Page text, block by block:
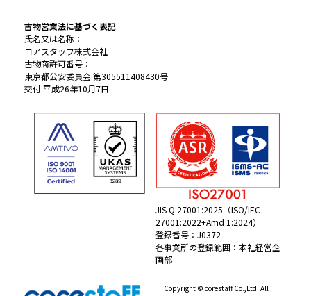
古物営業法に基づく表記
氏名又は名称：
コアスタッフ株式会社
古物商許可番号：
東京都公安委員会 第305511408430号
交付 平成26年10月7日
JIS Q 27001:2025（ISO/IEC
27001:2022+Amd 1:2024）
登録番号：J0372
各事業所の登録範囲：本社経営企
画部
Copyright © corestaff Co.,Ltd. All